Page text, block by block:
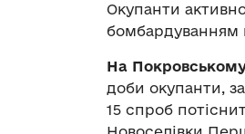
Окупанти
бомбардуванням
На
доби окупанти,
15 спроб